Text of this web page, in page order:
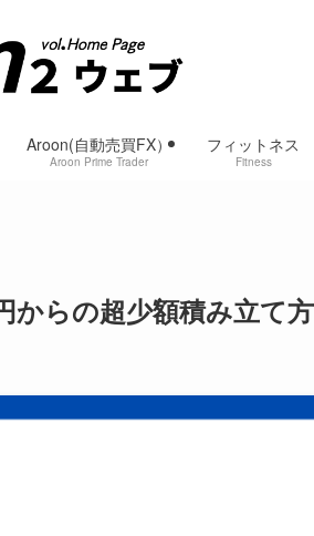
Aroon(自動売買FX）
Aroon Prime Trader
フィットネス
Fitness
からの超少額積み立て